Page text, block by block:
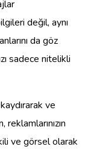
değil, aynı
da göz
sadece nitelikli
ve
ve görsel olarak